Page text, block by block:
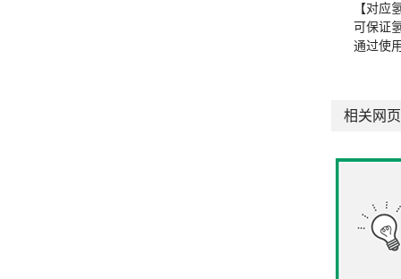
【对应
可保证
通过使
相关网页